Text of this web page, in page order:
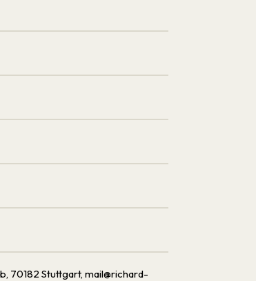
70182 Stuttgart, mail@richard-